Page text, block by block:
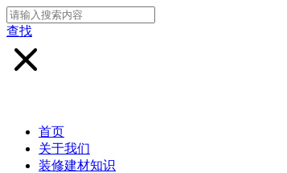
查找
首页
关于我们
装修建材知识